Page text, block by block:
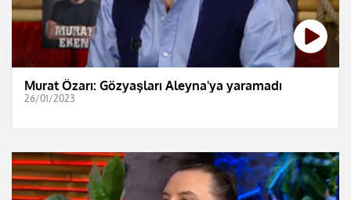
Murat Özarı: Gözyaşları Aleyna'ya yaramadı
26/01/2023